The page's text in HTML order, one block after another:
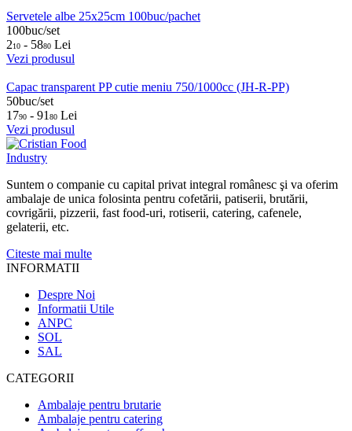
Servetele albe 25x25cm 100buc/pachet
100buc/set
210 - 5880 Lei
Vezi produsul
Capac transparent PP cutie meniu 750/1000cc (JH-R-PP)
50buc/set
1790 - 91 80 Lei
Vezi produsul
Suntem o companie cu capital privat integral românesc şi va oferim
ambalaje de unica folosinta pentru cofetării, patiserii, brutării,
covrigării, pizzerii, fast food-uri, rotiserii, catering, cafenele,
gelaterii, etc.
Citeste mai multe
INFORMATII
Despre Noi
Informatii Utile
ANPC
SOL
SAL
CATEGORII
Ambalaje pentru brutarie
Ambalaje pentru catering